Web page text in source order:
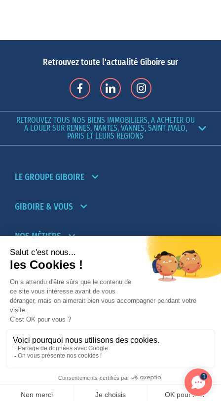
Retrouvez toute l'actualité Giboire sur
RETROUVEZ TOUS NOS BIENS IMMOBILIERS, A ACHETER OU
A LOUER SUR RENNES, NANTES, VANNES, SAINT MALO,
PARIS ET LEURS REGIONS
LE GROUPE GIBOIRE
GIBOIRE & VOUS
NOS MÉTIERS
PARTENAIRES
NOTRE RÉSEAU D’AGENCES TRANSACTION-
LOCATION
PROMOTION IMMOBILIÈRE ET AMÉNAGEMENT
© 2026Giboire - Mentions légales-Plan du site 1